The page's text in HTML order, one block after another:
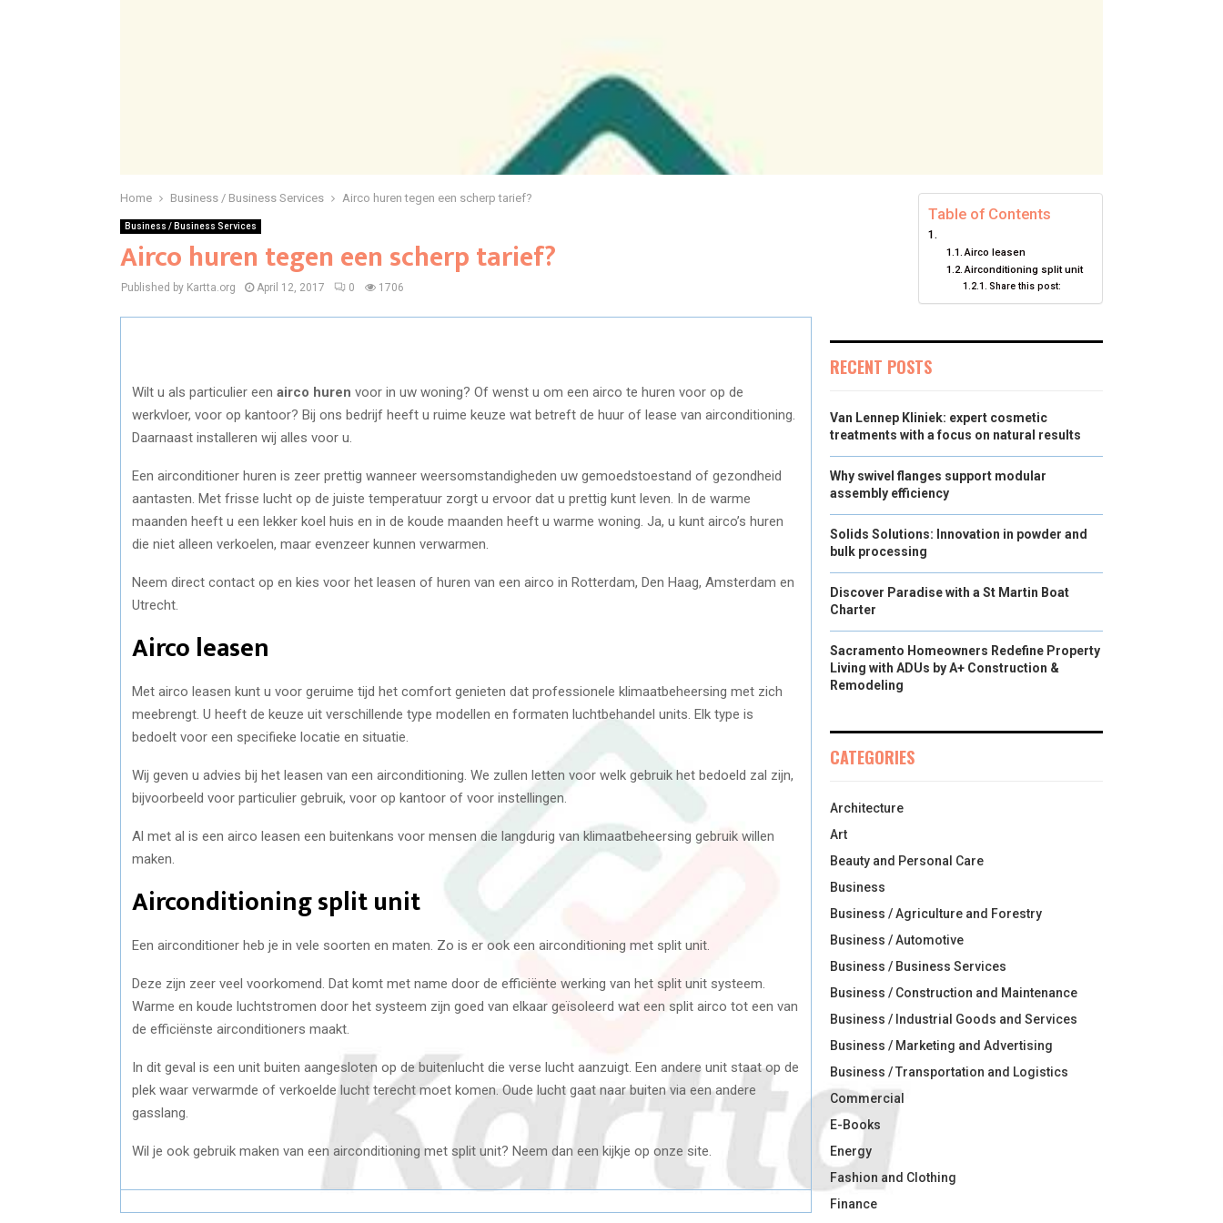
Home Business / Business Services Airco huren tegen een scherp tarief?
Business / Business Services
Airco huren tegen een scherp tarief?
Published by Kartta.org April 12, 2017 0 1706
Wilt u als particulier een airco huren voor in uw woning? Of wenst u om een airco te huren voor op de
werkvloer, voor op kantoor? Bij ons bedrijf heeft u ruime keuze wat betreft de huur of lease van airconditioning.
Daarnaast installeren wij alles voor u.
Een airconditioner huren is zeer prettig wanneer weersomstandigheden uw gemoedstoestand of gezondheid
aantasten. Met frisse lucht op de juiste temperatuur zorgt u ervoor dat u prettig kunt leven. In de warme
maanden heeft u een lekker koel huis en in de koude maanden heeft u warme woning. Ja, u kunt airco’s huren
die niet alleen verkoelen, maar evenzeer kunnen verwarmen.
Neem direct contact op en kies voor het leasen of huren van een airco in Rotterdam, Den Haag, Amsterdam en
Utrecht.
Airco leasen
Met airco leasen kunt u voor geruime tijd het comfort genieten dat professionele klimaatbeheersing met zich
meebrengt. U heeft de keuze uit verschillende type modellen en formaten luchtbehandel units. Elk type is
bedoelt voor een specifieke locatie en situatie.
Wij geven u advies bij het leasen van een airconditioning. We zullen letten voor welk gebruik het bedoeld zal zijn,
bijvoorbeeld voor particulier gebruik, voor op kantoor of voor instellingen.
Al met al is een airco leasen een buitenkans voor mensen die langdurig van klimaatbeheersing gebruik willen
maken.
Airconditioning split unit
Een airconditioner heb je in vele soorten en maten. Zo is er ook een airconditioning met split unit.
Deze zijn zeer veel voorkomend. Dat komt met name door de efficiënte werking van het split unit systeem.
Warme en koude luchtstromen door het systeem zijn goed van elkaar geïsoleerd wat een split airco tot een van
de efficiënste airconditioners maakt.
In dit geval is een unit buiten aangesloten op de buitenlucht die verse lucht aanzuigt. Een andere unit staat op de
plek waar verwarmde of verkoelde lucht terecht moet komen. Oude lucht gaat naar buiten via een andere
gasslang.
Wil je ook gebruik maken van een airconditioning met split unit? Neem dan een kijkje op onze site.
Table of Contents
Airco leasen
Airconditioning split unit
Share this post:
RECENT POSTS
Van Lennep Kliniek: expert cosmetic
treatments with a focus on natural results
Why swivel flanges support modular
assembly efficiency
Solids Solutions: Innovation in powder and
bulk processing
Discover Paradise with a St Martin Boat
Charter
Sacramento Homeowners Redefine Property
Living with ADUs by A+ Construction &
Remodeling
CATEGORIES
Architecture
Art
Beauty and Personal Care
Business
Business / Agriculture and Forestry
Business / Automotive
Business / Business Services
Business / Construction and Maintenance
Business / Industrial Goods and Services
Business / Marketing and Advertising
Business / Transportation and Logistics
Commercial
E-Books
Energy
Fashion and Clothing
Finance